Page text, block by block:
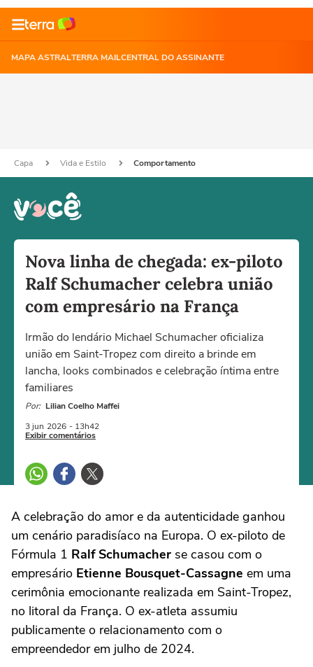
MAPA ASTRALTERRA MAILCENTRAL DO ASSINANTE
Capa Vida e Estilo Comportamento
Nova linha de chegada: ex-piloto
Ralf Schumacher celebra união
com empresário na França
Irmão do lendário Michael Schumacher oficializa
união em Saint-Tropez com direito a brinde em
lancha, looks combinados e celebração íntima entre
familiares
Por: Lilian Coelho Maffei
3 jun 2026 - 13h42
Exibir comentários
A celebração do amor e da autenticidade ganhou
um cenário paradisíaco na Europa. O ex-piloto de
Fórmula 1 Ralf Schumacher se casou com o
empresário Etienne Bousquet-Cassagne em uma
cerimônia emocionante realizada em Saint-Tropez,
no litoral da França. O ex-atleta assumiu
publicamente o relacionamento com o
empreendedor em julho de 2024.